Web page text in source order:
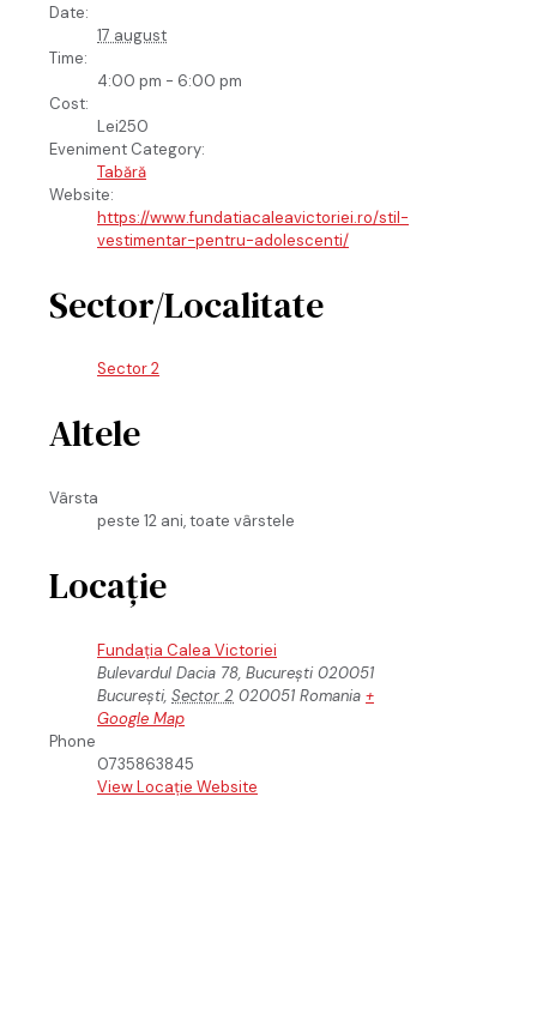
Date:
17 august
Time:
4:00 pm - 6:00 pm
Cost:
Lei250
Eveniment Category:
Tabără
Website:
https://www.fundatiacaleavictoriei.ro/stil-
vestimentar-pentru-adolescenti/
Sector/Localitate
Sector 2
Altele
Vârsta
peste 12 ani, toate vârstele
Locație
Fundația Calea Victoriei
Bulevardul Dacia 78, București 020051
București, Sector 2 020051 Romania +
Google Map
Phone
0735863845
View Locație Website